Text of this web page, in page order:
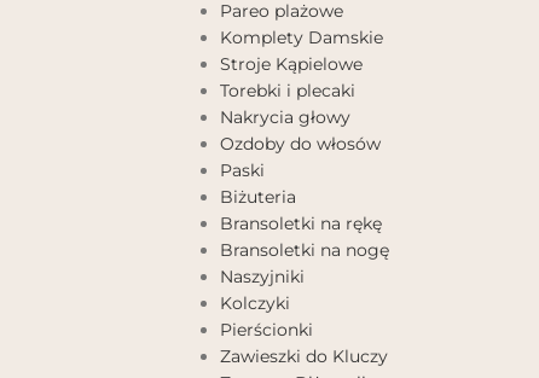
Pareo plażowe
Komplety Damskie
Stroje Kąpielowe
Torebki i plecaki
Nakrycia głowy
Ozdoby do włosów
Paski
Biżuteria
Bransoletki na rękę
Bransoletki na nogę
Naszyjniki
Kolczyki
Pierścionki
Zawieszki do Kluczy